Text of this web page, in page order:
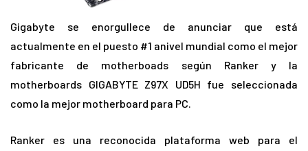
Gigabyte se enorgullece de anunciar que está
actualmente en el puesto #1 anivel mundial como el mejor
fabricante de motherboads según Ranker y la
motherboards GIGABYTE Z97X UD5H fue seleccionada
como la mejor motherboard para PC.
Ranker es una reconocida plataforma web para el